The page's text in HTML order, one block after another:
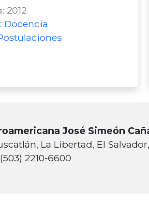
2012
Docencia
José Simeón
La Libertad, El
(503) 2210-6600